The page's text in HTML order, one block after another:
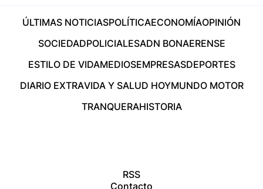
ÚLTIMAS NOTICIASPOLÍTICAECONOMÍAOPINIÓN
SOCIEDADPOLICIALESADN BONAERENSE
ESTILO DE VIDAMEDIOSEMPRESASDEPORTES
DIARIO EXTRAVIDA Y SALUD HOYMUNDO MOTOR
TRANQUERAHISTORIA
RSS
Contacto